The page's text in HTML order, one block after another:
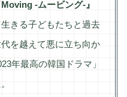
Moving -ムービング-』
きる子どもたちと過去
を越えて悪に立ち向か
年最高の韓国ドラマ」